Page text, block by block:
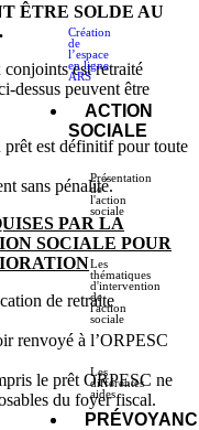
Création
de
l’espace
en ligne
ARS
ACTION
SOCIALE
Présentation
de
l'action
sociale
Les
thématiques
d'intervention
de
l'action
sociale
Les
différentes
aides
ÊTRE SOLDE AU
est retraité
dessus peuvent être
prêt est définitif pour toute
sans pénalité.
PAR LA
SOCIALE POUR
de retraite
renvoyé à l’ORPESC
le prêt ORPESC ne
du foyer fiscal.